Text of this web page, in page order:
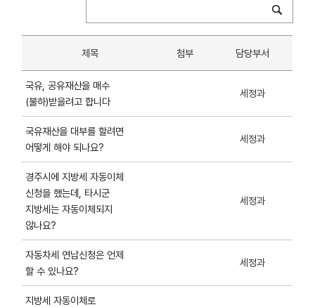
제목 첨부 담당부서
국유, 공유재산을 매수
(불하)받을려고 합니다
세정과
국유재산을 대부를 할려면
어떻게 해야 되나요?
세정과
경주시에 지방세 자동이체
신청을 했는데, 타시군
지방세는 자동이체되지
않나요?
세정과
자동차세 연납신청은 언제
할 수 있나요?
세정과
지방세 자동이체로